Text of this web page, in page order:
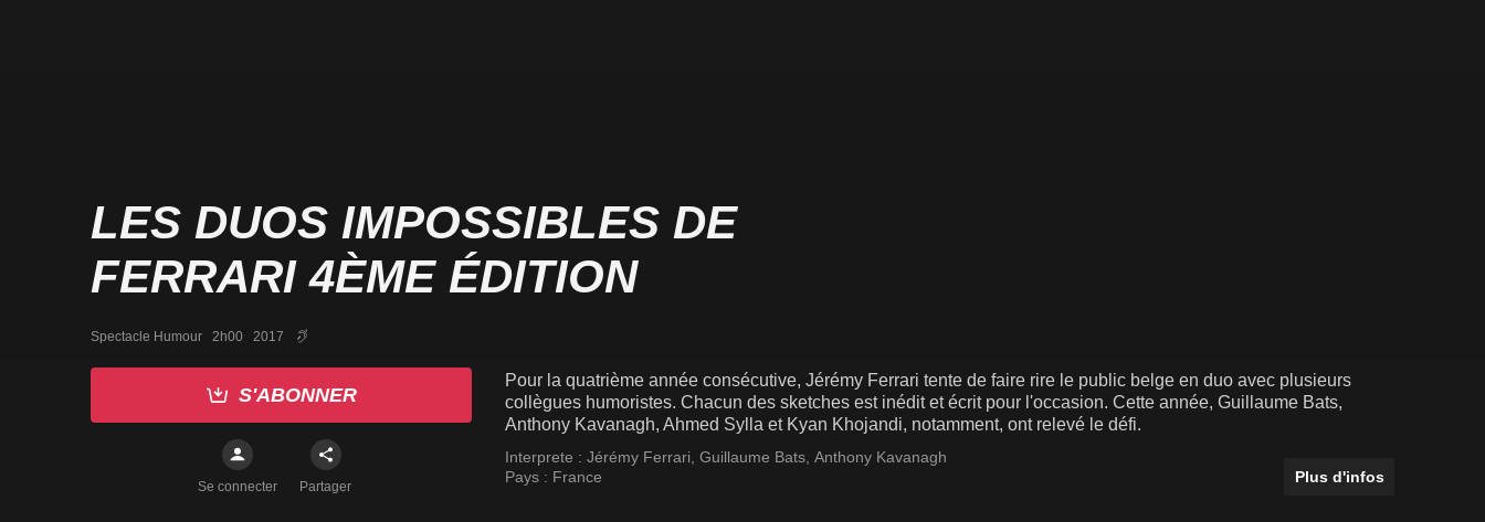
LES DUOS IMPOSSIBLES DE
FERRARI 4ÈME ÉDITION
Spectacle Humour   2h00   2017
S'ABONNER
Se connecter Partager
Pour la quatrième année consécutive, Jérémy Ferrari tente de faire rire le public belge en duo avec plusieurs
collègues humoristes. Chacun des sketches est inédit et écrit pour l'occasion. Cette année, Guillaume Bats,
Anthony Kavanagh, Ahmed Sylla et Kyan Khojandi, notamment, ont relevé le défi.
Interprete : Jérémy Ferrari Guillaume Bats Anthony Kavanagh
Pays : France Plus d'infos